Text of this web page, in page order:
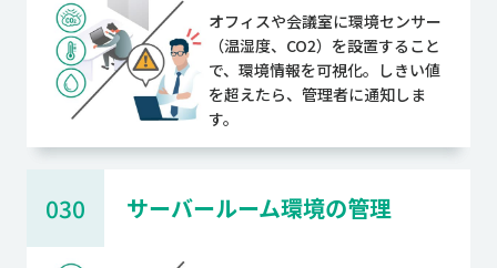
オフィスや会議室に環境センサー
（温湿度、CO2）を設置すること
で、環境情報を可視化。しきい値
を超えたら、管理者に通知しま
す。
030 サーバールーム環境の管理